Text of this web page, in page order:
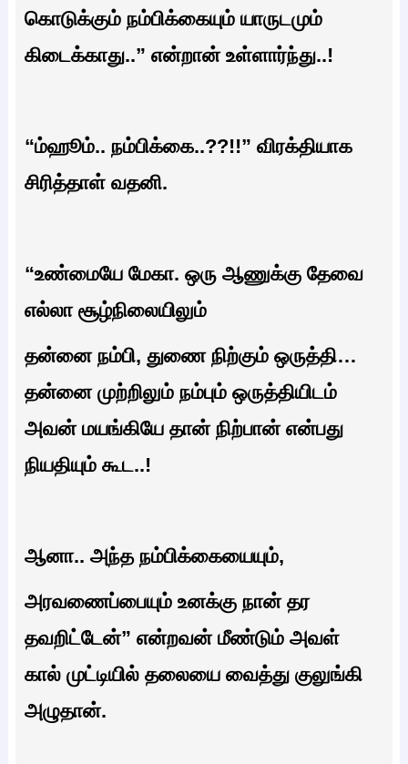
கொடுக்கும் நம்பிக்கையும் யாருடமும்
கிடைக்காது..” என்றான் உள்ளார்ந்து..!
“ம்ஹூம்.. நம்பிக்கை..??!!” விரக்தியாக
சிரித்தாள் வதனி.
“உண்மையே மேகா. ஒரு ஆணுக்கு தேவை
எல்லா சூழ்நிலையிலும்
தன்னை நம்பி, துணை நிற்கும் ஒருத்தி…
தன்னை முற்றிலும் நம்பும் ஒருத்தியிடம்
அவன் மயங்கியே தான் நிற்பான் என்பது
நியதியும் கூட..!
ஆனா.. அந்த நம்பிக்கையையும்,
அரவணைப்பையும் உனக்கு நான் தர
தவறிட்டேன்” என்றவன்‌ மீண்டும் அவள்
கால் முட்டியில் தலையை வைத்து குலுங்கி
அழுதான்.